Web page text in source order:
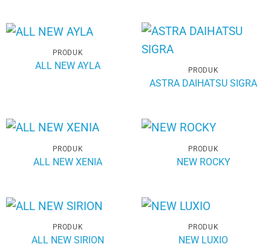
PRODUK
ALL NEW AYLA PRODUK
ASTRA DAIHATSU SIGRA
PRODUK
ALL NEW XENIA
PRODUK
NEW ROCKY
PRODUK
ALL NEW SIRION
PRODUK
NEW LUXIO